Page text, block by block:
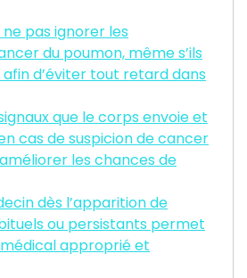
pas ignorer les
du poumon, même s’ils
d’éviter tout retard dans
que le corps envoie et
cas de suspicion de cancer
les chances de
dès l’apparition de
ou persistants permet
médical approprié et